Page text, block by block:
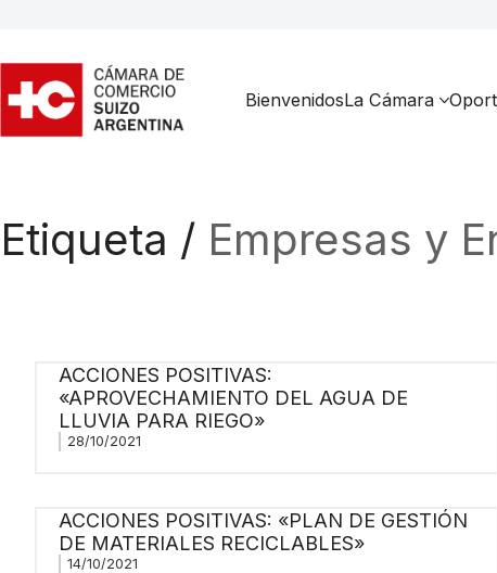
BienvenidosLa Cámara
Etiqueta / Empresas y
ACCIONES POSITIVAS:
«APROVECHAMIENTO DEL AGUA DE
LLUVIA PARA RIEGO»
28/10/2021
ACCIONES POSITIVAS: «PLAN DE GESTIÓN
DE MATERIALES RECICLABLES»
14/10/2021